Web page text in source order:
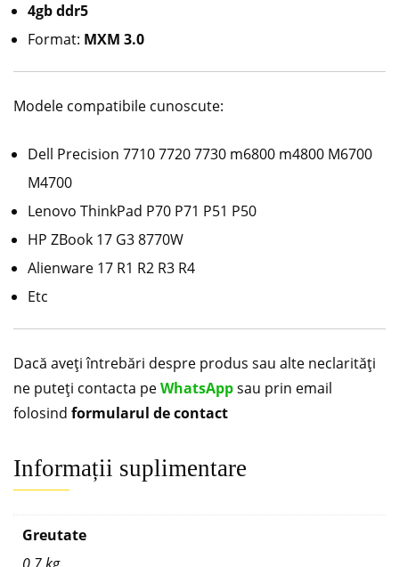
4gb ddr5
Format: MXM 3.0
Modele compatibile cunoscute:
Dell Precision 7710 7720 7730 m6800 m4800 M6700
M4700
Lenovo ThinkPad P70 P71 P51 P50
HP ZBook 17 G3 8770W
Alienware 17 R1 R2 R3 R4
Etc
Dacă aveți întrebări despre produs sau alte neclarități
ne puteți contacta peWhatsAppsau prin email
folosind formularul de contact
Informații suplimentare
Greutate